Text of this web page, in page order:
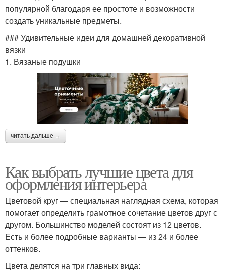
популярной благодаря ее простоте и возможности
создать уникальные предметы.
### Удивительные идеи для домашней декоративной
вязки
1. Вязаные подушки
читать дальше →
Как выбрать лучшие цвета для
оформления интерьера
Цветовой круг — специальная наглядная схема, которая
помогает определить грамотное сочетание цветов друг с
другом. Большинство моделей состоят из 12 цветов.
Есть и более подробные варианты — из 24 и более
оттенков.
Цвета делятся на три главных вида: